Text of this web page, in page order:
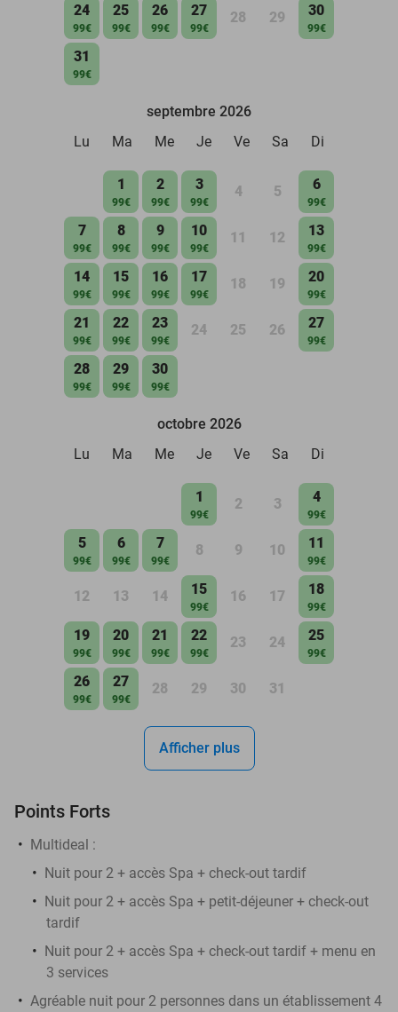
24
99€
25
99€
26
99€
27
99€
28 29 30
99€
31
99€
septembre 2026
Lu
Ma Me Je Ve Sa Di
1
99€
2
99€
3
99€
4 5 6
99€
7
99€
8
99€
9
99€
10
99€
11 12 13
99€
14
99€
15
99€
16
99€
17
99€
18 19 20
99€
21
99€
22
99€
23
99€
24 25 26 27
99€
28
99€
29
99€
30
99€
octobre 2026
Lu
Ma Me Je Ve Sa Di
1
99€
2 3 4
99€
5
99€
6
99€
7
99€
8 9 10 11
99€
12 13 14 15
99€
16 17 18
99€
19
99€
20
99€
21
99€
22
99€
23 24 25
99€
26
99€
27
99€
28 29 30 31
Afficher plus
Points Forts
Multideal :
Nuit pour 2 + accès Spa + check-out tardif
Nuit pour 2 + accès Spa + petit-déjeuner + check-out
tardif
Nuit pour 2 + accès Spa + check-out tardif + menu en
3 services
Agréable nuit pour 2 personnes dans un établissement 4